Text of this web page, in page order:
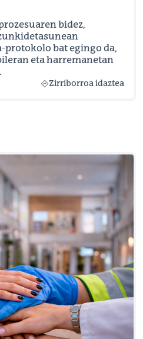
bidez,
bat egingo da,
eta harremanetan
Zirriborroa idaztea